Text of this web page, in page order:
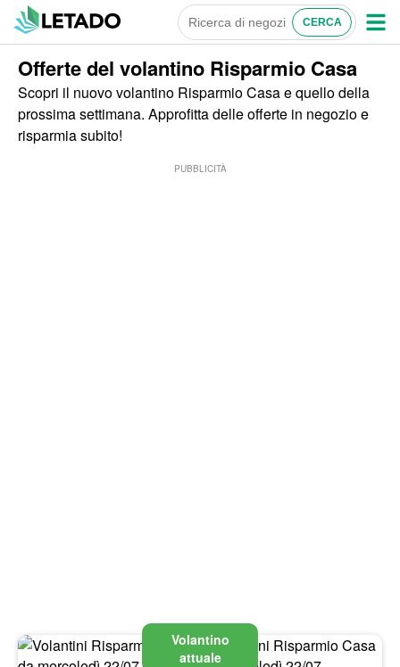
Offerte del volantino Risparmio Casa
Scopri il nuovo volantino Risparmio Casa e quello della
prossima settimana. Approfitta delle offerte in negozio e
risparmia subito!
PUBBLICITÀ
Volantino
attuale